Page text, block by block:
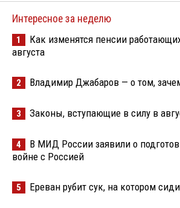
Интересное за неделю
1
Как изменятся пенсии
августа
2 Владимир Джабаров — о том,
3 Законы, вступающие в силу в
4
В МИД России заявили о
войне с Россией
5 Ереван рубит сук, на котором